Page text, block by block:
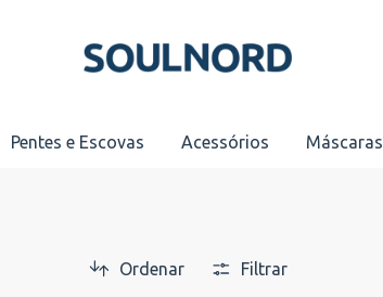
Pentes e Escovas Acessórios Máscaras
Ordenar Filtrar